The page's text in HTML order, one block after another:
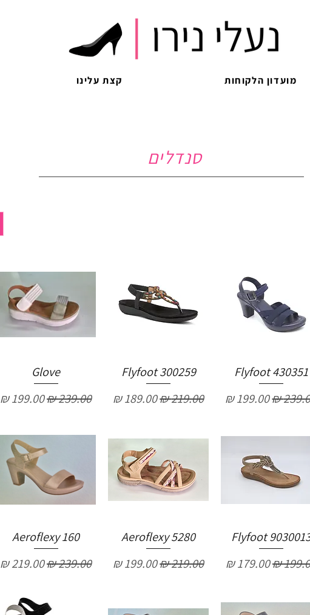
מועדון הלקוחות קצת עלינו
סנדלים
Flyfoot 430351
רגיל מחיר מבצע‏199.00 ‏₪
Flyfoot 300259
מחיר רגיל‏219.00 ‏₪ מחיר מבצע‏189.00 ‏₪
Glove
מחיר רגיל‏239.00 ‏₪ מחיר מבצע‏199.00 ‏₪
Flyfoot
רגיל מחיר מבצע‏179.00 ‏₪
Aeroflexy 5280
מחיר רגיל‏219.00 ‏₪ מחיר מבצע‏199.00 ‏₪
Aeroflexy 160
מחיר רגיל‏239.00 ‏₪ מחיר מבצע‏219.00 ‏₪